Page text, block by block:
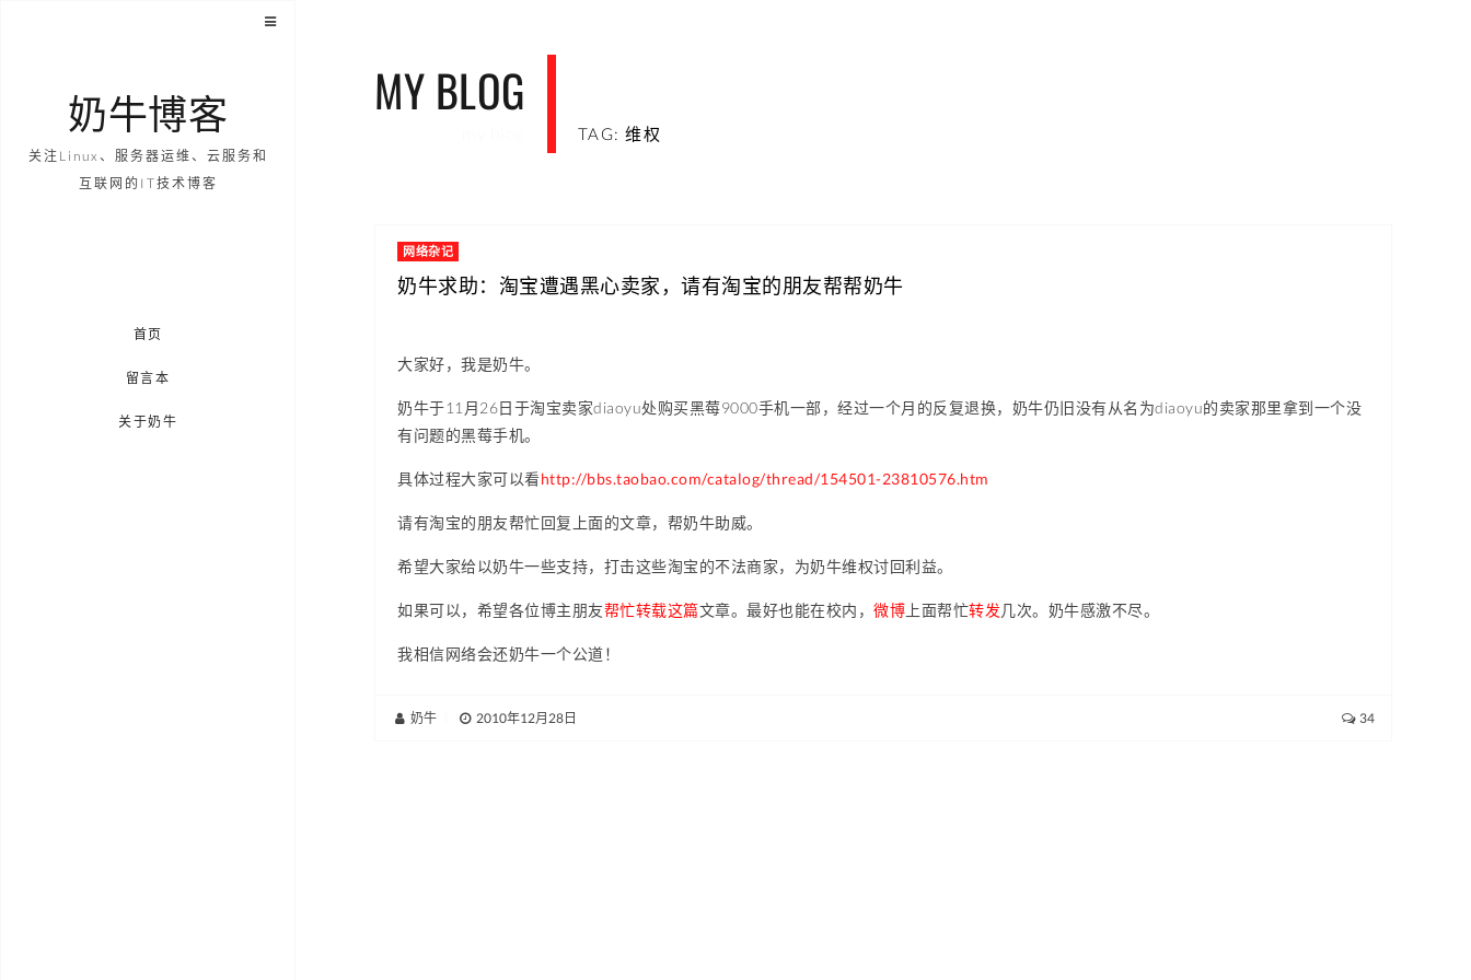
奶牛博客
关注Linux、服务器运维、云服务和
互联网的IT技术博客
首页
留言本
关于奶牛
MY BLOG
TAG: 维权
网络杂记
奶牛求助：淘宝遭遇黑心卖家，请有淘宝的朋友帮帮奶牛
大家好，我是奶牛。
奶牛于11月26日于淘宝卖家diaoyu处购买黑莓9000手机一部，经过一个月的反复退换，奶牛仍旧没有从名为diaoyu的卖家那里拿到一个没
有问题的黑莓手机。
具体过程大家可以看http://bbs.taobao.com/catalog/thread/154501-23810576.htm
请有淘宝的朋友帮忙回复上面的文章，帮奶牛助威。
希望大家给以奶牛一些支持，打击这些淘宝的不法商家，为奶牛维权讨回利益。
如果可以，希望各位博主朋友帮忙转载这篇文章。最好也能在校内， 微博 上面帮忙转发几次。奶牛感激不尽。
我相信网络会还奶牛一个公道！
奶牛 2010年12月28日 34